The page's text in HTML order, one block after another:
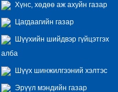
Хүнс, хөдөө аж ахуйн газар
Цагдаагийн газар
Шүүхийн шийдвэр гүйцэтгэх
алба
Шүүх шинжилгээний хэлтэс
Эрүүл мэндийн газар